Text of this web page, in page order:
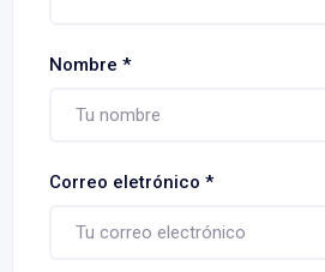
Nombre *
Correo eletrónico *